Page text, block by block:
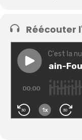
Réécouter